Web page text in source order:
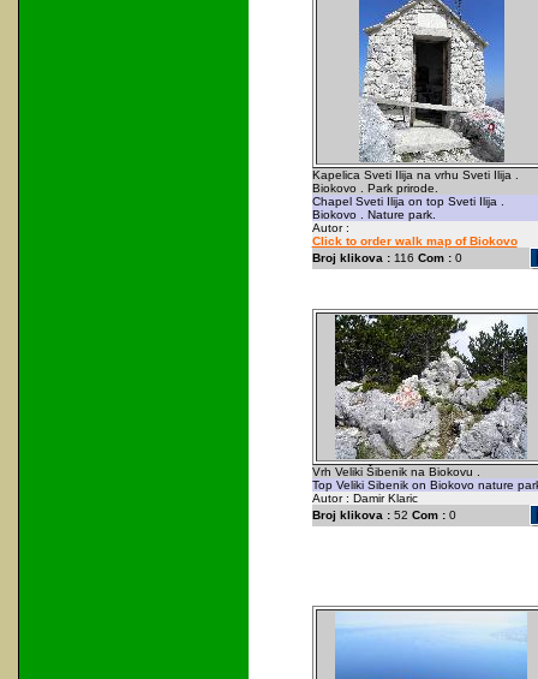
Kapelica Sveti Ilija na vrhu Sveti Ilija .
Biokovo . Park prirode.
Chapel Sveti Ilija on top Sveti Ilija .
Biokovo . Nature park.
Autor :
Click to order walk map of Biokovo
Broj klikova :116 Com :0
Vrh Veliki Šibenik na Biokovu .
Top Veliki Sibenik on Biokovo nature
Autor : Damir Klaric
Broj klikova :52 Com :0